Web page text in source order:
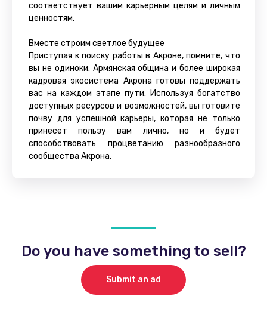
соответствует вашим карьерным целям и личным
ценностям.
Вместе строим светлое будущее
Приступая к поиску работы в Акроне, помните, что
вы не одиноки. Армянская община и более широкая
кадровая экосистема Акрона готовы поддержать
вас на каждом этапе пути. Используя богатство
доступных ресурсов и возможностей, вы готовите
почву для успешной карьеры, которая не только
принесет пользу вам лично, но и будет
способствовать процветанию разнообразного
сообщества Акрона.
Do you have something to sell?
Submit an ad